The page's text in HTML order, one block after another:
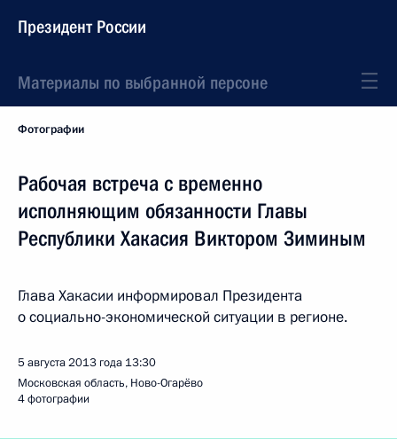
Президент России
Материалы по выбранной персоне
Фотографии
Рабочая встреча с временно
исполняющим обязанности Главы
Республики Хакасия Виктором Зиминым
Глава Хакасии информировал Президента
о социально-экономической ситуации в регионе.
5 августа 2013 года 13:30
Московская область, Ново-Огарёво
4 фотографии